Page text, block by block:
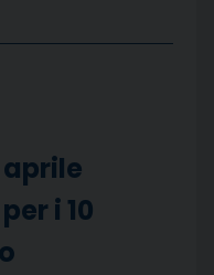
i 10